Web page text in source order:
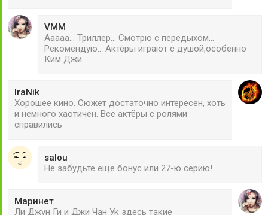
VMM
Ааааа... Триллер... Смотрю с передыхом...
Рекомендую... Актёры играют с душой,особенно
Ким Джи
IraNik
Хорошее кино. Сюжет достаточно интересен, хоть
и немного хаотичен. Все актёры с ролями
справились
salou
Не забудьте еще бонус или 27-ю серию!
Маринет
Ли Джун Ги и Джи Чан Ук здесь такие